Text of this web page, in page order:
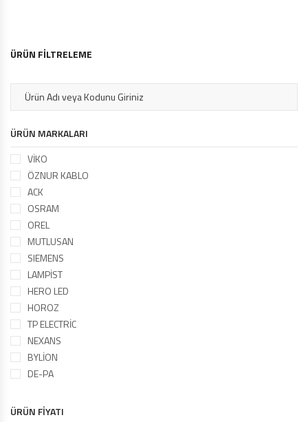
ÜRÜN FİLTRELEME
ÜRÜN MARKALARI
VİKO
ÖZNUR KABLO
ACK
OSRAM
OREL
MUTLUSAN
SIEMENS
LAMPİST
HERO LED
HOROZ
TP ELECTRİC
NEXANS
BYLİON
DE-PA
ÜRÜN FİYATI